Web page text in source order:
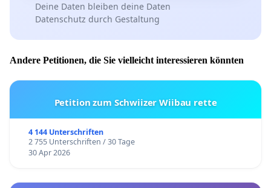
Deine Daten bleiben deine Daten
Datenschutz durch Gestaltung
Andere Petitionen, die Sie vielleicht interessieren könnten
Petition zum Schwiizer Wiibau rette
4 144 Unterschriften
2 755 Unterschriften / 30 Tage
30 Apr 2026